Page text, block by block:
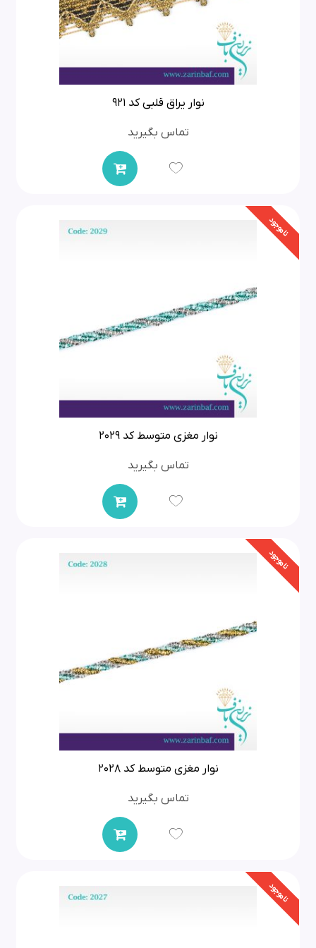
نوار یراق قلبی کد 921
تماس بگیرید
ناموجود
نوار مغزی متوسط کد 2029
تماس بگیرید
ناموجود
نوار مغزی متوسط کد 2028
تماس بگیرید
ناموجود